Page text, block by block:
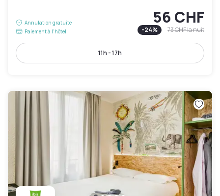
Annulation gratuite
Paiement à l'hôtel
56 CHF
-24% 73 CHFla nuit
11h - 17h